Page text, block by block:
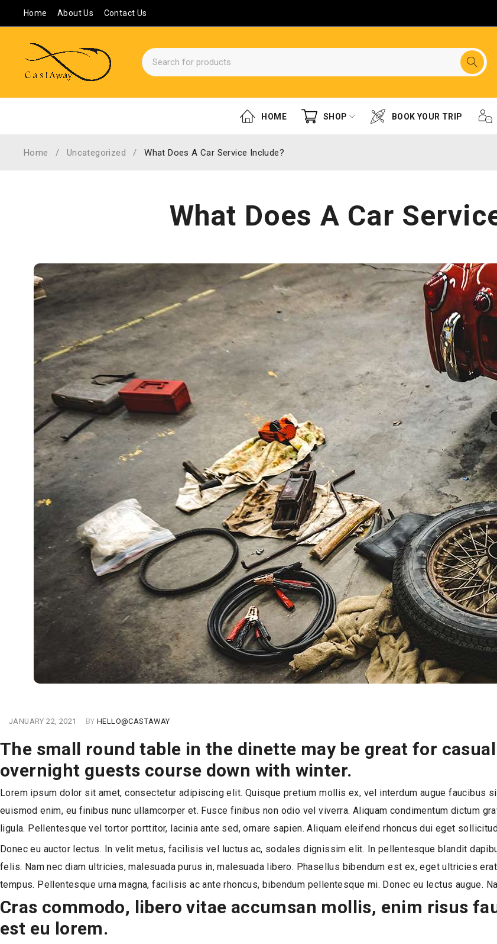
Home About Us Contact Us
HOME SHOP BOOK YOUR TRIP
Home / Uncategorized / What Does A Car Service Include?
What Does A Car
JANUARY 22, 2021 BY HELLO@CASTAWAY
The small round table in the dinette may be great for
overnight guests course down with winter.
Lorem ipsum dolor sit amet, consectetur adipiscing elit. Quisque pretium mollis ex, vel interdum augue faucibus
euismod enim, eu finibus nunc ullamcorper et. Fusce finibus non odio vel viverra. Aliquam condimentum dictum
ligula. Pellentesque vel tortor porttitor, lacinia ante sed, ornare sapien. Aliquam eleifend rhoncus dui eget
Donec eu auctor lectus. In velit metus, facilisis vel luctus ac, sodales dignissim elit. In pellentesque blandit
felis. Nam nec diam ultricies, malesuada purus in, malesuada libero. Phasellus bibendum est ex, eget ultricies
tempus. Pellentesque urna magna, facilisis ac ante rhoncus, bibendum pellentesque mi. Donec eu lectus augue.
Cras commodo, libero vitae accumsan mollis, enim risus
est eu lorem.